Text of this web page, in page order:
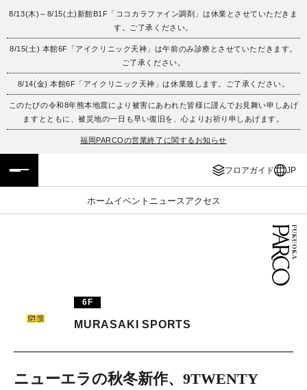
8/13(木)～8/15(土)新館B1F「ココカラファイン調剤」は休業とさせていただきま
す。ご了承ください。
8/15(土) 本館6F「アイクリニック天神」は午前のみ診療とさせていただきます。
ご了承ください。
8/14(金) 本館6F「アイクリニック天神」は休業致します。ご了承ください。
このたびの令和8年熊本地震により被害にあわれた皆様に謹んでお見舞い申しあげ
ますとともに、被災地の一日も早い復旧を、心よりお祈り申しあげます。
福岡PARCOの営業終了に関するお知らせ
フロアガイド JP
ホームイベント ニュース アクセス
フロアガイド
施設案内・アクセス
イベント・ポップアップ
レストラン・カフェ
ENGLISH
繁体字
簡体字
ภาษาไทย
6F
MURASAKI SPORTS
ニューエラの秋冬新作、9TWENTY